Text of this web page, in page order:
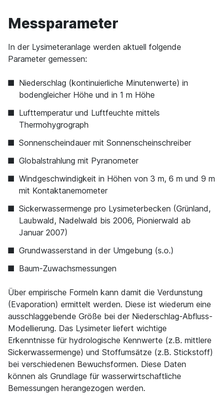
Messparameter
In der Lysimeteranlage werden aktuell folgende
Parameter gemessen:
Niederschlag (kontinuierliche Minutenwerte) in
bodengleicher Höhe und in 1 m Höhe
Lufttemperatur und Luftfeuchte mittels
Thermohygrograph
Sonnenscheindauer mit Sonnenscheinschreiber
Globalstrahlung mit Pyranometer
Windgeschwindigkeit in Höhen von 3 m, 6 m und 9 m
mit Kontaktanemometer
Sickerwassermenge pro Lysimeterbecken (Grünland,
Laubwald, Nadelwald bis 2006, Pionierwald ab
Januar 2007)
Grundwasserstand in der Umgebung (s.o.)
Baum-Zuwachsmessungen
Über empirische Formeln kann damit die Verdunstung
(Evaporation) ermittelt werden. Diese ist wiederum eine
ausschlaggebende Größe bei der Niederschlag-Abfluss-
Modellierung. Das Lysimeter liefert wichtige
Erkenntnisse für hydrologische Kennwerte (z.B. mittlere
Sickerwassermenge) und Stoffumsätze (z.B. Stickstoff)
bei verschiedenen Bewuchsformen. Diese Daten
können als Grundlage für wasserwirtschaftliche
Bemessungen herangezogen werden.